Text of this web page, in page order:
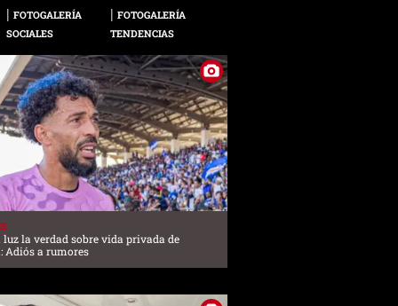
FOTOGALERÍA
SOCIALES
FOTOGALERÍA
TENDENCIAS
luz la verdad sobre vida privada de
Adiós a rumores